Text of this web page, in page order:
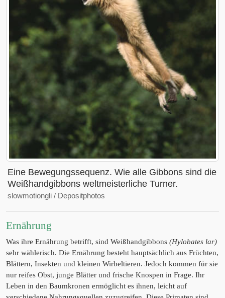
Eine Bewegungssequenz. Wie alle Gibbons sind die
Weißhandgibbons weltmeisterliche Turner.
slowmotiongli / Depositphotos
Ernährung
Was ihre Ernährung betrifft, sind Weißhandgibbons (Hylobates lar)
sehr wählerisch. Die Ernährung besteht hauptsächlich aus Früchten,
Blättern, Insekten und kleinen Wirbeltieren. Jedoch kommen für sie
nur reifes Obst, junge Blätter und frische Knospen in Frage. Ihr
Leben in den Baumkronen ermöglicht es ihnen, leicht auf